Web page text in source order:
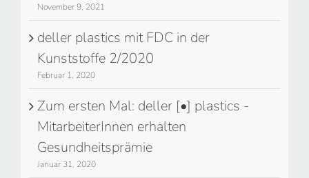
November 9, 2021
deller plastics mit FDC in der
Kunststoffe 2/2020
Februar 1, 2020
Zum ersten Mal: deller [•] plastics -
MitarbeiterInnen erhalten
Gesundheitsprämie
Januar 31, 2020